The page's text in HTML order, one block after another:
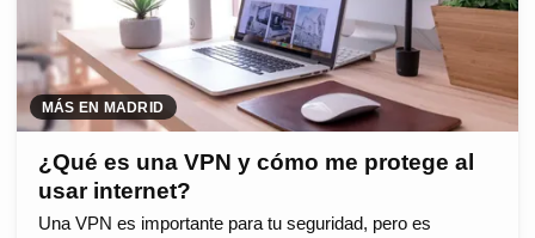
MÁS EN MADRID
¿Qué es una VPN y cómo me protege al
usar internet?
Una VPN es importante para tu seguridad, pero es